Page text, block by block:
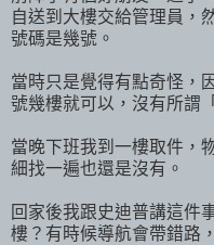
自送到大樓交給管理員，
號碼是幾號。
當時只是覺得有點奇怪，
號幾樓就可以，沒有所謂
當晚下班我到一樓取件，
細找一遍也還是沒有。
回家後我跟史迪普講這件
樓？有時候導航會帶錯路